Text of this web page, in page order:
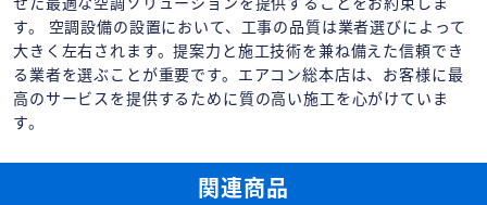
す。 空調設備の設置において、工事の品質は業者選びによって
大きく左右されます。提案力と施工技術を兼ね備えた信頼でき
る業者を選ぶことが重要です。エアコン総本店は、お客様に最
高のサービスを提供するために質の高い施工を心がけていま
す。
関連商品